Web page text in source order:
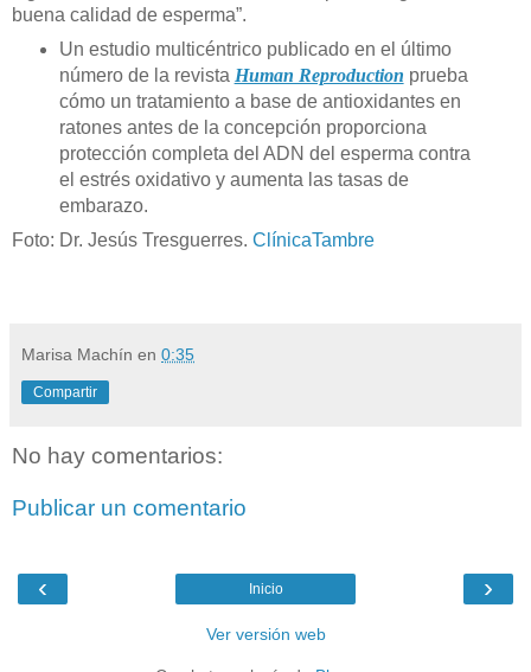
buena calidad de esperma”.
Un estudio multicéntrico publicado en el último
número de la revista Human Reproduction prueba
cómo un tratamiento a base de antioxidantes en
ratones antes de la concepción proporciona
protección completa del ADN del esperma contra
el estrés oxidativo y aumenta las tasas de
embarazo.
Foto: Dr. Jesús Tresguerres. ClínicaTambre
Marisa Machín en 0:35
Compartir
No hay comentarios:
Publicar un comentario
‹ ›
Inicio
Ver versión web